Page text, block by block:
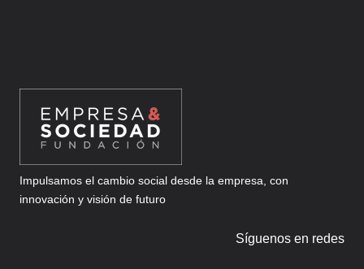
Impulsamos el cambio social desde la empresa, con
innovación y visión de futuro
Síguenos en redes